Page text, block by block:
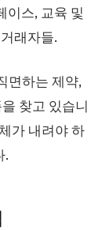
이스, 교육 및
래자들.
면하는 제약,
찾고 있습니
가 내려야 하
.